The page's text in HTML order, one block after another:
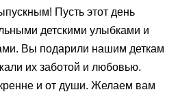
Пусть этот день
детскими улыбками и
Вы подарили нашим деткам
их заботой и любовью.
и от души. Желаем вам